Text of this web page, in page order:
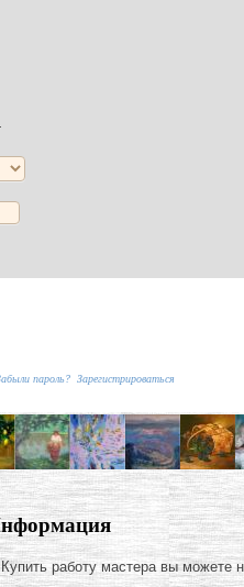
пароль? Зарегистрироваться
Купить работу мастера вы можете